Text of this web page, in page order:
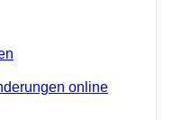
online